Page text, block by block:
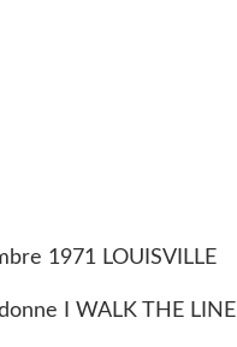
1971 LOUISVILLE
I WALK THE LINE